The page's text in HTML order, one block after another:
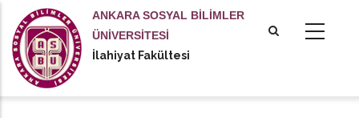
içeriğe
atla
ANKARA SOSYAL BİLİMLER
ÜNİVERSİTESİ
İlahiyat Fakültesi